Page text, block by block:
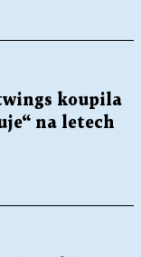
koupila
na letech